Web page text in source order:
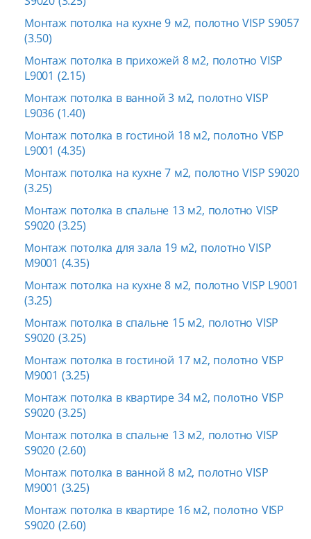
Монтаж потолка на кухне 9 м2, полотно VISP S9057
(3.50)
Монтаж потолка в прихожей 8 м2, полотно VISP
L9001 (2.15)
Монтаж потолка в ванной 3 м2, полотно VISP
L9036 (1.40)
Монтаж потолка в гостиной 18 м2, полотно VISP
L9001 (4.35)
Монтаж потолка на кухне 7 м2, полотно VISP S9020
(3.25)
Монтаж потолка в спальне 13 м2, полотно VISP
S9020 (3.25)
Монтаж потолка для зала 19 м2, полотно VISP
M9001 (4.35)
Монтаж потолка на кухне 8 м2, полотно VISP L9001
(3.25)
Монтаж потолка в спальне 15 м2, полотно VISP
S9020 (3.25)
Монтаж потолка в гостиной 17 м2, полотно VISP
M9001 (3.25)
Монтаж потолка в квартире 34 м2, полотно VISP
S9020 (3.25)
Монтаж потолка в спальне 13 м2, полотно VISP
S9020 (2.60)
Монтаж потолка в ванной 8 м2, полотно VISP
M9001 (3.25)
Монтаж потолка в квартире 16 м2, полотно VISP
S9020 (2.60)